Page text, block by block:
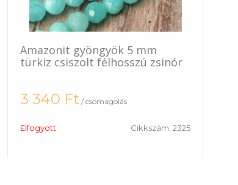
Amazonit gyöngyök 5 mm
türkiz csiszolt félhosszú zsinór
3 340 Ft / csomagolás
Elfogyott Cikkszám: 2325